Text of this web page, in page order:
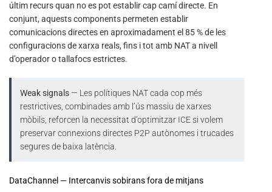
últim recurs quan no es pot establir cap camí directe. En
conjunt, aquests components permeten establir
comunicacions directes en aproximadament el 85 % de les
configuracions de xarxa reals, fins i tot amb NAT a nivell
d’operador o tallafocs estrictes.
Weak signals — Les polítiques NAT cada cop més
restrictives, combinades amb l’ús massiu de xarxes
mòbils, reforcen la necessitat d’optimitzar ICE si volem
preservar connexions directes P2P autònomes i trucades
segures de baixa latència.
DataChannel — Intercanvis sobirans fora de mitjans